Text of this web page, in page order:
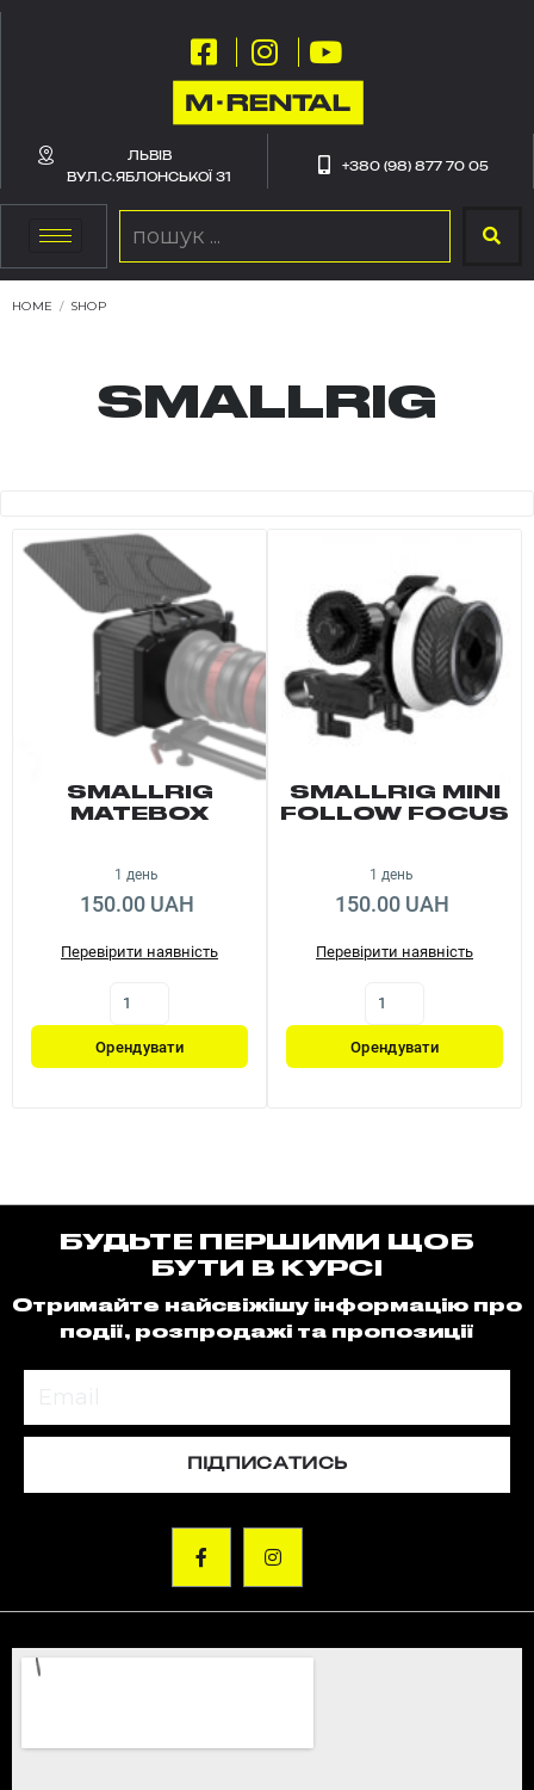
ЛЬВІВ
ВУЛ.С.ЯБЛОНСЬКОЇ 31
+380 (98) 877 70 05
HOME / SHOP
SMALLRIG
SMALLRIG
MATEBOX
1 день
150.00 UAH
Перевірити наявність
Орендувати
SMALLRIG MINI
FOLLOW FOCUS
1 день
150.00 UAH
Перевірити наявність
Орендувати
БУДЬТЕ ПЕРШИМИ ЩОБ
БУТИ В КУРСІ
Отримайте найсвіжішу інформацію про
події, розпродажі та пропозиції
ПІДПИСАТИСЬ